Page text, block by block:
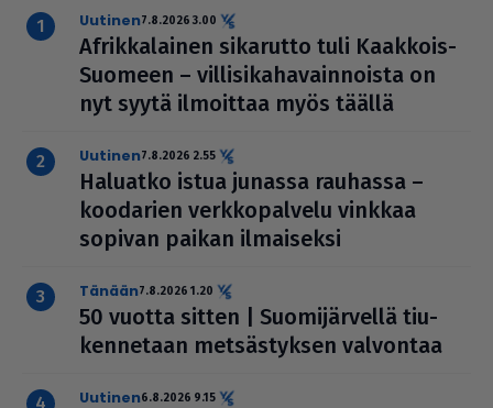
uutinen7.8.2026 3.00
Afrik­ka­lai­nen sikarutto tuli Kaakkois-
Suomeen – vil­li­si­ka­ha­vain­noista on
nyt syytä ilmoittaa myös täällä
uutinen7.8.2026 2.55
Haluatko istua junassa rauhassa –
koodarien verk­ko­pal­velu vinkkaa
sopivan paikan ilmai­seksi
Tänään7.8.2026 1.20
50 vuotta sitten | Suo­mi­jär­vellä tiu­
ken­ne­taan met­säs­tyk­sen valvontaa
uutinen6.8.2026 9.15